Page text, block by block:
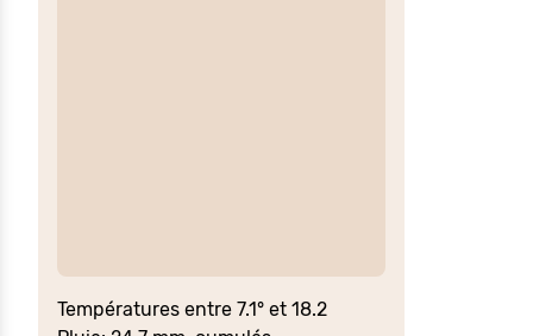
Températures entre 7.1° et 18.2